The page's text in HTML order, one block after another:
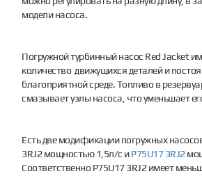
модели насоса.
Погружной турбинный насос Red Jacket
количество движущихся деталей и
благоприятной среде. Топливо в
смазывает узлы насоса, что уменьшает
Есть две модификации погружных
3RJ2 мощностью 1,5л/с иP75U17 3RJ2
Соответственно P75U17 3RJ2 имеет